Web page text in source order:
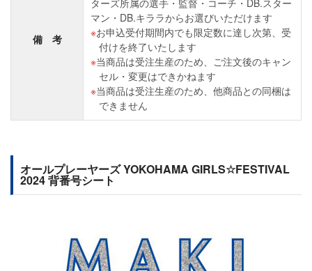
備 考
ターズ所属の選手・監督・コーチ・DB.スター
マン・DB.キララからお選びいただけます
お申込受付期間内でも限定数に達し次第、受
付けを終了いたします
当商品は受注生産のため、ご注文後のキャン
セル・変更はできかねます
当商品は受注生産のため、他商品との同梱は
できません
オールプレーヤーズ YOKOHAMA GIRLS☆FESTIVAL
2024 背番号シート